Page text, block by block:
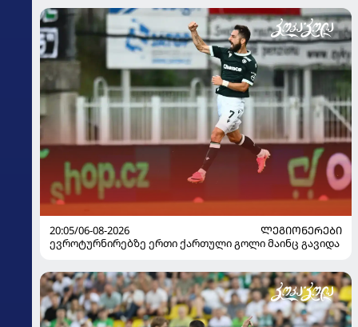
20:05/06-08-2026
ᲚᲔᲒᲘᲝᲜᲔᲠᲔᲑᲘ
ევროტურნირებზე ერთი ქართული გოლი მაინც გავიდა